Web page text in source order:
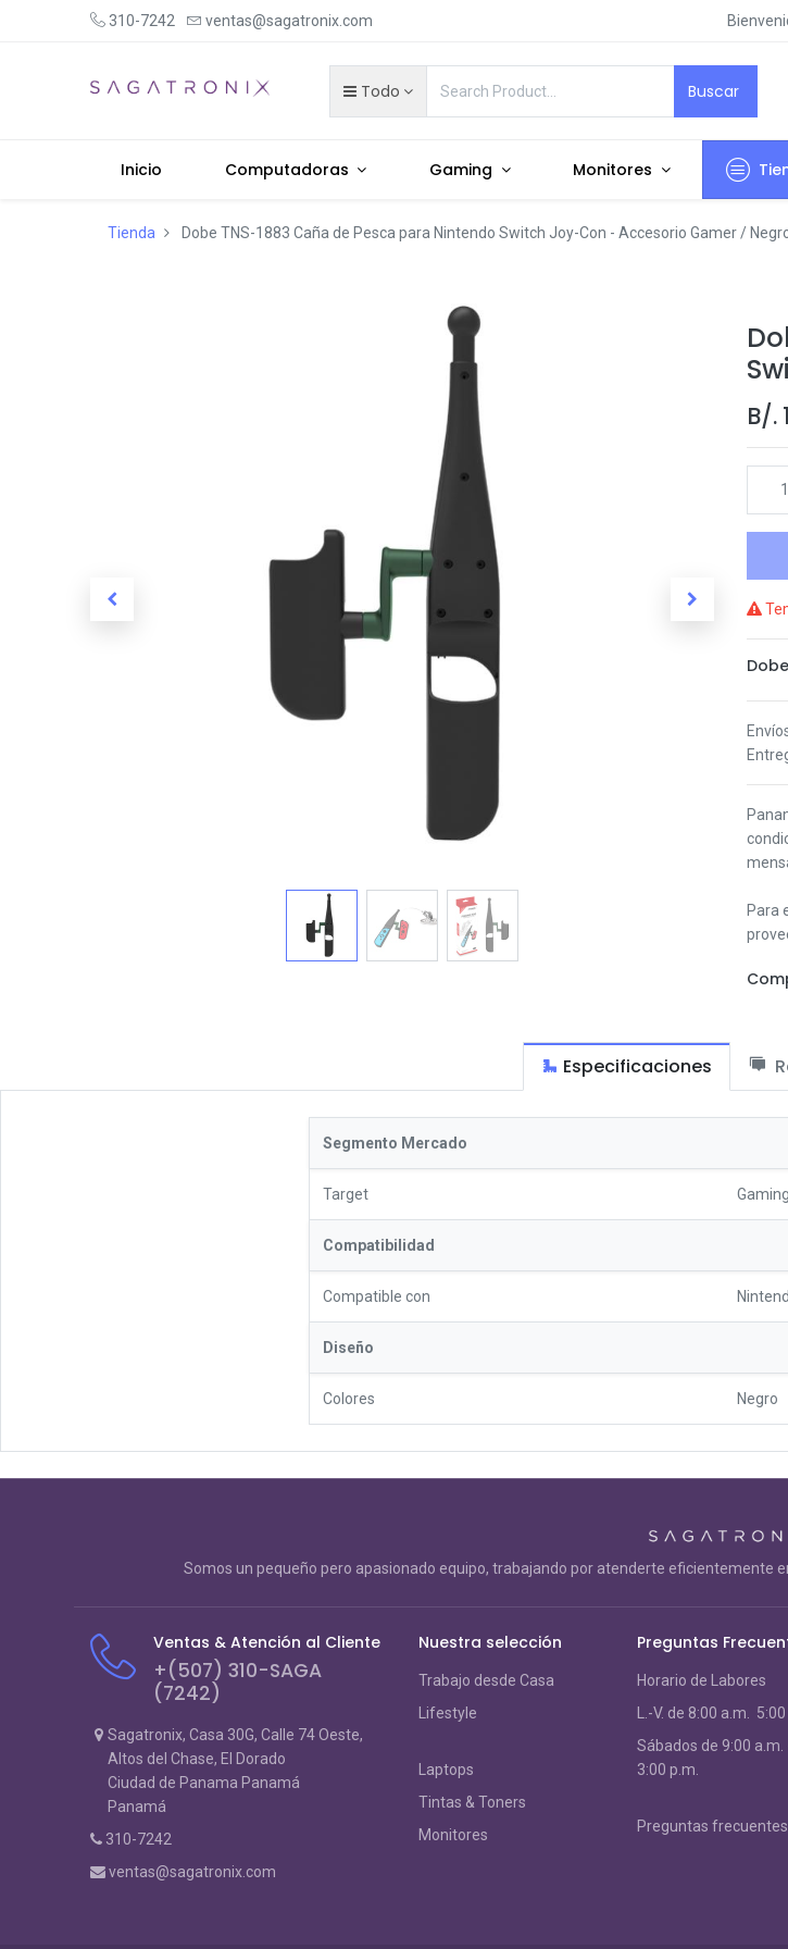
310-7242 ventas@sagatronix.com
Todo Buscar
Inicio Computadoras Gaming Monitores
Tienda Dobe TNS-1883 Caña de Pesca para Nintendo Switch Joy-Con - Accesorio Gamer /
B/.
Dobe
Para
Especificaciones
Segmento Mercado
Target Gaming
Compatibilidad
Compatible con
Diseño
Colores Negro
Somos un pequeño pero apasionado equipo, trabajando por atenderte eficientemente
Ventas & Atención al Cliente
+(507) 310-SAGA
(7242)
Sagatronix, Casa 30G, Calle 74 Oeste,
Altos del Chase, El Dorado
Ciudad de Panama Panamá
Panamá
310-7242
ventas@sagatronix.com
Nuestra selección
Trabajo desde Casa
Lifestyle
Laptops
Tintas & Toners
Monitores
Preguntas
Horario de Labores
L.-V. de 8:00 a.m. 5:00
Sábados de 9:00 a.m.
3:00 p.m.
Preguntas frecuentes